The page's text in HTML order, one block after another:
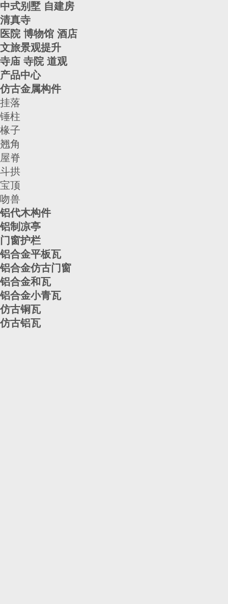
中式别墅 自建房
清真寺
医院 博物馆 酒店
文旅景观提升
寺庙 寺院 道观
产品中心
仿古金属构件
挂落
锤柱
椽子
翘角
屋脊
斗拱
宝顶
吻兽
铝代木构件
铝制凉亭
门窗护栏
铝合金平板瓦
铝合金仿古门窗
铝合金和瓦
铝合金小青瓦
仿古铜瓦
仿古铝瓦